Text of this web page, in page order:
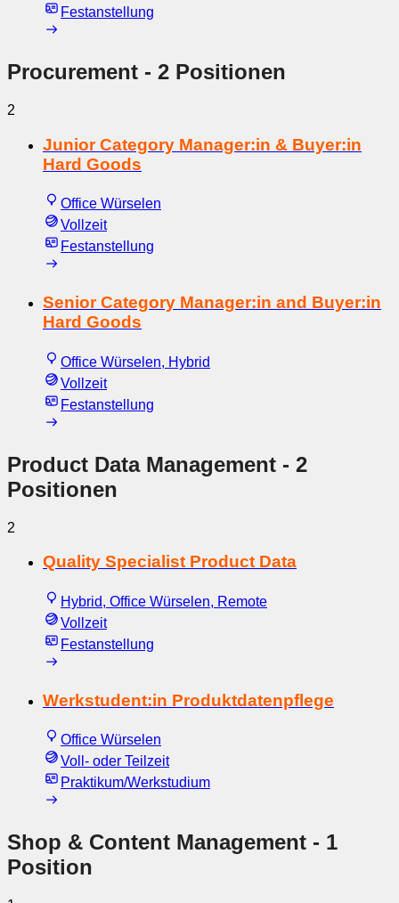
Festanstellung
Procurement - 2 Positionen
2
Junior Category Manager:in & Buyer:in
Hard Goods
Office Würselen
Vollzeit
Festanstellung
Senior Category Manager:in and Buyer:in
Hard Goods
Office Würselen, Hybrid
Vollzeit
Festanstellung
Product Data Management - 2
Positionen
2
Quality Specialist Product Data
Hybrid, Office Würselen, Remote
Vollzeit
Festanstellung
Werkstudent:in Produktdatenpflege
Office Würselen
Voll- oder Teilzeit
Praktikum/Werkstudium
Shop & Content Management - 1
Position